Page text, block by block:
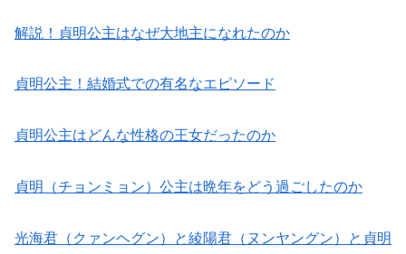
解説！貞明公主はなぜ大地主になれたのか
貞明公主！結婚式での有名なエピソード
貞明公主はどんな性格の王女だったのか
貞明（チョンミョン）公主は晩年をどう過ごしたのか
光海君（クァンヘグン）と綾陽君（ヌンヤングン）と貞明